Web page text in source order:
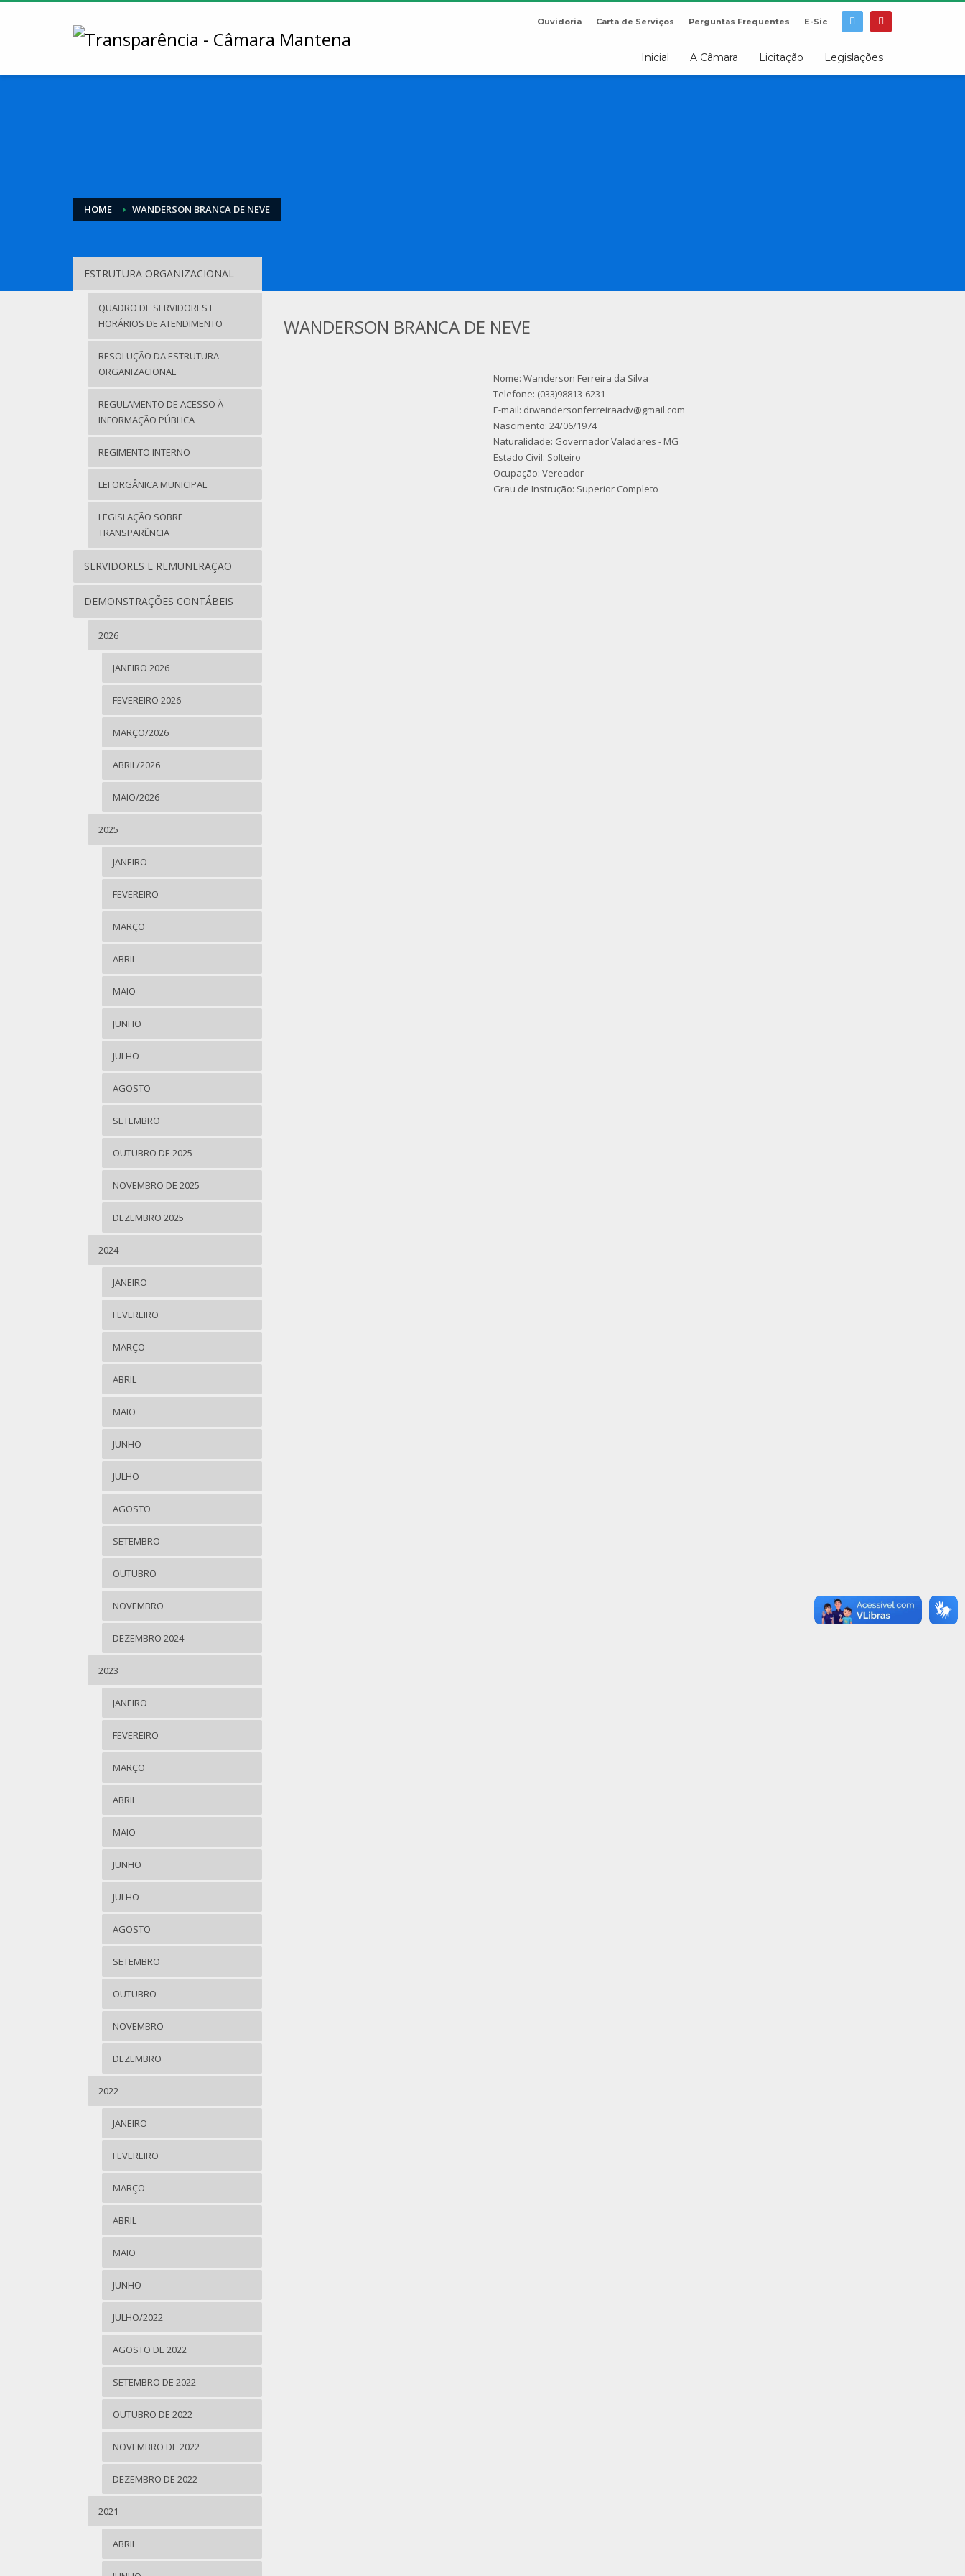
Ouvidoria Carta de Serviços Perguntas Frequentes E-Sic
Inicial A Câmara Licitação Legislações
HOME WANDERSON BRANCA DE NEVE
ESTRUTURA ORGANIZACIONAL
QUADRO DE SERVIDORES E
HORÁRIOS DE ATENDIMENTO
RESOLUÇÃO DA ESTRUTURA
ORGANIZACIONAL
REGULAMENTO DE ACESSO À
INFORMAÇÃO PÚBLICA
REGIMENTO INTERNO
LEI ORGÂNICA MUNICIPAL
LEGISLAÇÃO SOBRE
TRANSPARÊNCIA
SERVIDORES E REMUNERAÇÃO
DEMONSTRAÇÕES CONTÁBEIS
2026
JANEIRO 2026
FEVEREIRO 2026
MARÇO/2026
ABRIL/2026
MAIO/2026
2025
JANEIRO
FEVEREIRO
MARÇO
ABRIL
MAIO
JUNHO
JULHO
AGOSTO
SETEMBRO
OUTUBRO DE 2025
NOVEMBRO DE 2025
DEZEMBRO 2025
2024
JANEIRO
FEVEREIRO
MARÇO
ABRIL
MAIO
JUNHO
JULHO
AGOSTO
SETEMBRO
OUTUBRO
NOVEMBRO
DEZEMBRO 2024
2023
JANEIRO
FEVEREIRO
MARÇO
ABRIL
MAIO
JUNHO
JULHO
AGOSTO
SETEMBRO
OUTUBRO
NOVEMBRO
DEZEMBRO
2022
JANEIRO
FEVEREIRO
MARÇO
ABRIL
MAIO
JUNHO
JULHO/2022
AGOSTO DE 2022
SETEMBRO DE 2022
OUTUBRO DE 2022
NOVEMBRO DE 2022
DEZEMBRO DE 2022
2021
ABRIL
WANDERSON BRANCA DE NEVE
Nome: Wanderson Ferreira da Silva
Telefone: (033)98813-6231
E-mail: drwandersonferreiraadv@gmail.com
Nascimento: 24/06/1974
Naturalidade: Governador Valadares - MG
Estado Civil: Solteiro
Ocupação: Vereador
Grau de Instrução: Superior Completo